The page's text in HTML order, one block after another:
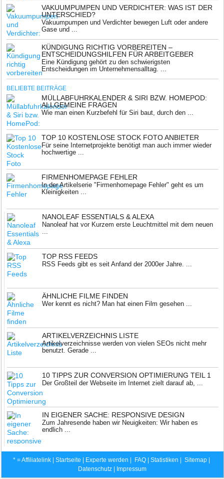
VAKUUMPUMPEN UND VERDICHTER: WAS IST DER
UNTERSCHIED?
Vakuumpumpen und Verdichter bewegen Luft oder andere
Gase und ...
KÜNDIGUNG RICHTIG VORBEREITEN –
ENTSCHEIDUNGSHILFEN FÜR ARBEITGEBER
Eine Kündigung gehört zu den schwierigsten
Entscheidungen im Unternehmensalltag. ...
BELIEBTE BEITRÄGE
MÜLLABFUHRKALENDER & SIRI BZW. HOMEPOD:
ALLGEMEINE FRAGEN
Wie man einen Kurzbefehl für Siri baut, durch den ...
TOP 10 KOSTENLOSE STOCK FOTO ANBIETER
Für seine Internetprojekte benötigt man auch immer wieder
hochwertige ...
FIRMENHOMEPAGE FEHLER
In der Artikelserie "Firmenhomepage Fehler" geht es um
Kleinigkeiten ...
NANOLEAF ESSENTIALS & ALEXA
Nanoleaf hat vor Kurzem erste Leuchtmittel mit dem neuen
...
TOP RSS FEEDS
RSS Feeds gibt es seit Anfand der 2000er Jahre. ...
ÄHNLICHE FILME FINDEN
Wer kennt es nicht? Man hat einen Film gesehen ...
ARTIKELVERZEICHNIS LISTE
Artikelverzeichnisse werden von vielen SEOs nicht mehr
benutzt. Gerade ...
10 TIPPS ZUR CONVERSION OPTIMIERUNG TEIL 1
Der Großteil der Webseite im Internet zielt darauf ab, ...
IN EIGENER SACHE: RESPONSIVE DESIGN
Zum Jahresende haben wir Neuigkeiten: Wir haben es
endlich ...
* = Affiliatelink |Startseite Experte werden FAQ |Statistiken |Sitemap
Datenschutz |
Impressum